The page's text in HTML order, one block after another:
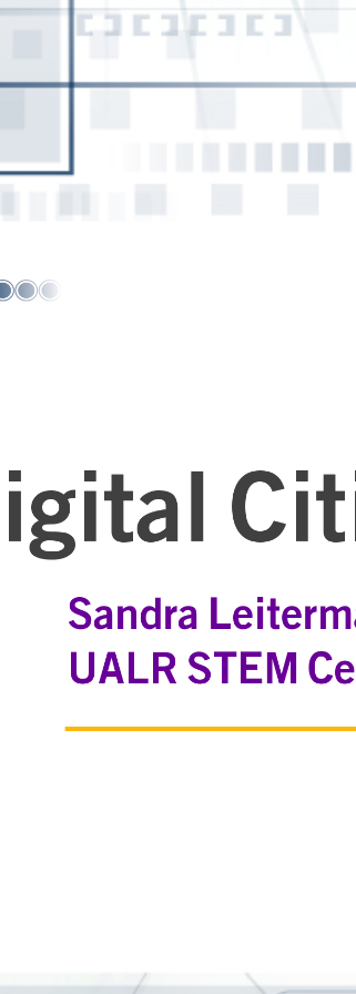
Sandra
UALR STEM